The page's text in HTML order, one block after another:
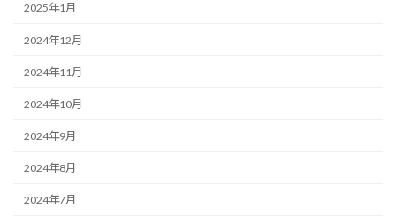
2025年1月
2024年12月
2024年11月
2024年10月
2024年9月
2024年8月
2024年7月